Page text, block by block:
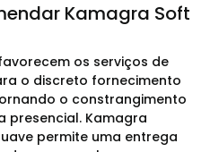
Kamagra Soft
os serviços de
o discreto fornecimento
o constrangimento
presencial. Kamagra
permite uma entrega